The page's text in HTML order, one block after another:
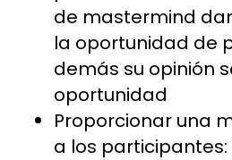
de mastermind
la oportunidad de
demás su opinión
oportunidad
Proporcionar una
a los participantes: